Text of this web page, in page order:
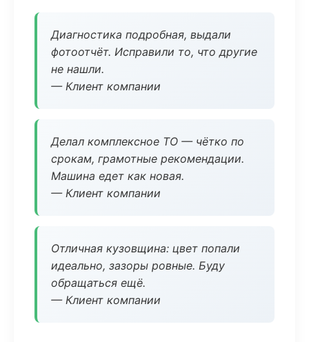
Диагностика подробная, выдали
фотоотчёт. Исправили то, что другие
не нашли.
— Клиент компании
Делал комплексное ТО — чётко по
срокам, грамотные рекомендации.
Машина едет как новая.
— Клиент компании
Отличная кузовщина: цвет попали
идеально, зазоры ровные. Буду
обращаться ещё.
— Клиент компании